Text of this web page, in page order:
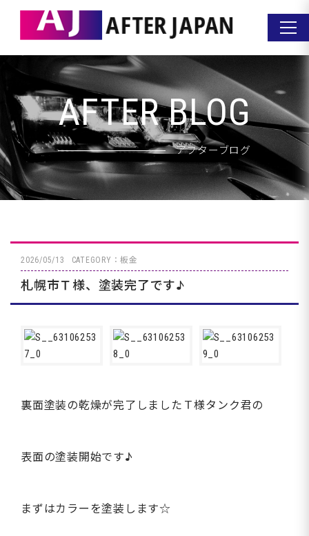
AFTER BLOG
アフターブログ
2026/05/13 CATEGORY：板金
札幌市Ｔ様、塗装完了です♪
裏面塗装の乾燥が完了しましたＴ様タンク君の
表面の塗装開始です♪
まずはカラーを塗装します☆